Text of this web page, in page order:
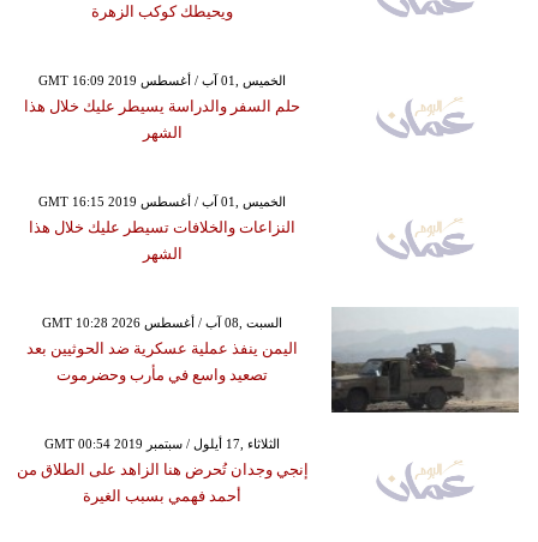
ويحيطك كوكب الزهرة
GMT 16:09 2019 الخميس ,01 آب / أغسطس
حلم السفر والدراسة يسيطر عليك خلال هذا
الشهر
GMT 16:15 2019 الخميس ,01 آب / أغسطس
النزاعات والخلافات تسيطر عليك خلال هذا
الشهر
GMT 10:28 2026 السبت ,08 آب / أغسطس
اليمن ينفذ عملية عسكرية ضد الحوثيين بعد
تصعيد واسع في مأرب وحضرموت
GMT 00:54 2019 الثلاثاء ,17 أيلول / سبتمبر
إنجي وجدان تُحرض هنا الزاهد على الطلاق من
أحمد فهمي بسبب الغيرة